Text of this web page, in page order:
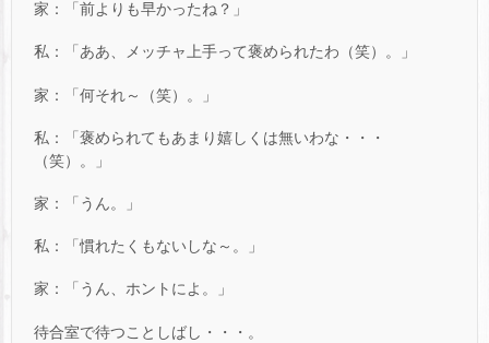
家：「前よりも早かったね？」
私：「ああ、メッチャ上手って褒められたわ（笑）。」
家：「何それ～（笑）。」
私：「褒められてもあまり嬉しくは無いわな・・・
（笑）。」
家：「うん。」
私：「慣れたくもないしな～。」
家：「うん、ホントによ。」
待合室で待つことしばし・・・。